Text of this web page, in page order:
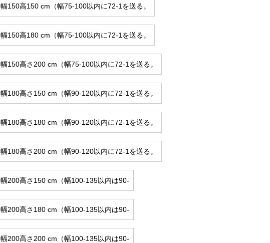
幅150高150 cm（幅75-100以内に72-1を送る。
幅150高180 cm（幅75-100以内に72-1を送る。
幅150高さ200 cm（幅75-100以内に72-1を送る。
幅180高さ150 cm（幅90-120以内に72-1を送る。
幅180高さ180 cm（幅90-120以内に72-1を送る。
幅180高さ200 cm（幅90-120以内に72-1を送る。
幅200高さ150 cm（幅100-135以内は90-
幅200高さ180 cm（幅100-135以内は90-
幅200高さ200 cm（幅100-135以内は90-